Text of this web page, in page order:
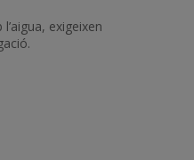
exigeixen